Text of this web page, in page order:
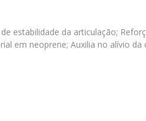
estabilidade da articulação;
em neoprene; Auxilia no alívio da